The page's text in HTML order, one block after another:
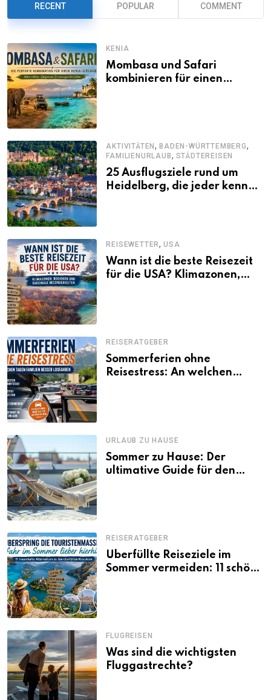
RECENT POPULAR COMMENT
KENIA
Mombasa und Safari
kombinieren für einen
AKTIVITÄTEN,BADEN-WÜRTTEMBERG,
FAMILIENURLAUB, STÄDTEREISEN
25 Ausflugsziele rund um
Heidelberg, die jeder kennen
REISEWETTER,USA
Wann ist die beste Reisezeit
für die USA? Klimazonen,
REISERATGEBER
Sommerferien ohne
Reisestress: An welchen
URLAUB ZU HAUSE
Sommer zu Hause: Der
ultimative Guide für den
REISERATGEBER
Überfüllte Reiseziele im
Sommer vermeiden: 11 schöne
FLUGREISEN
Was sind die wichtigsten
Fluggastrechte?